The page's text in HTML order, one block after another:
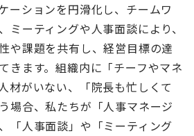
ーションを円滑化し、チームワ
ミーティングや人事面談により、
や課題を共有し、経営目標の達
きます。組織内に「チーフやマネ
材がいない、「院長も忙しくて
場合、私たちが「人事マネージ
「人事面談」や「ミーティング